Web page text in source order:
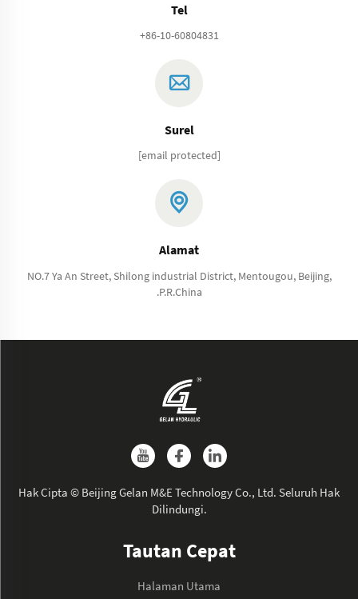
Tel
+86-10-60804831
Surel
[email protected]
Alamat
NO.7 Ya An Street, Shilong industrial District, Mentougou, Beijing,
.P.R.China
Hak Cipta © Beijing Gelan M&E Technology Co., Ltd. Seluruh Hak
Dilindungi.
Tautan Cepat
Halaman Utama